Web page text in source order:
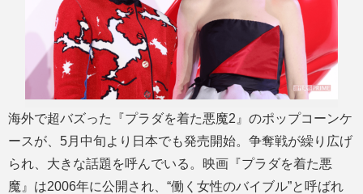
海外で超バズった『プラダを着た悪魔2』のポップコーンケ
ースが、5月中旬より日本でも発売開始。争奪戦が繰り広げ
られ、大きな話題を呼んでいる。映画『プラダを着た悪
魔』は2006年に公開され、“働く女性のバイブル”と呼ばれ